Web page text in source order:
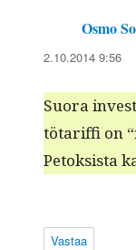
Osmo
2.10.2014 9:56
Suo­ra
tö­tar­if­fi on
Petok­sista
Vastaa